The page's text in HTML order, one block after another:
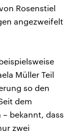
Rosenstiel
angezweifelt
Müller Teil
so den
dem
bekannt, dass
zwei